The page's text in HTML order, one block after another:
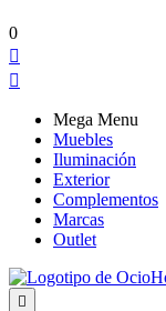
0


Mega Menu
Muebles
Iluminación
Exterior
Complementos
Marcas
Outlet
